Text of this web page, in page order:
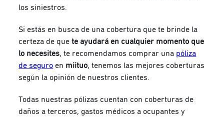
los siniestros.
Si estás en busca de una cobertura que te brinde la
certeza de quete ayudará en cualquier momento que
lo necesites, te recomendamos comprar una póliza
de seguro en miituo, tenemos las mejores coberturas
según la opinión de nuestros clientes.
Todas nuestras pólizas cuentan con coberturas de
daños a terceros, gastos médicos a ocupantes y